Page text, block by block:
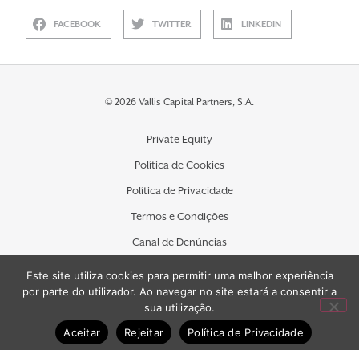
FACEBOOK TWITTER LINKEDIN
© 2026 Vallis Capital Partners, S.A.
Private Equity
Política de Cookies
Política de Privacidade
Termos e Condições
Canal de Denúncias
Contactos
Este site utiliza cookies para permitir uma melhor experiência
por parte do utilizador. Ao navegar no site estará a consentir a
sua utilização.
Aceitar
Rejeitar Política de Privacidade